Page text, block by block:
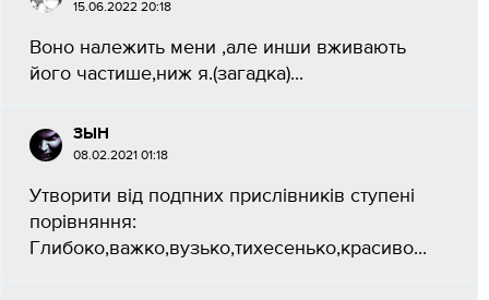
15.06.2022 20:18
Воно належить мени ,але инши вживають
його частише,ниж я.(загадка)...
ЗЫН
08.02.2021 01:18
Утворити від подпних прислівників ступені
порівняння:
Глибоко,важко,вузько,тихесенько,красиво...